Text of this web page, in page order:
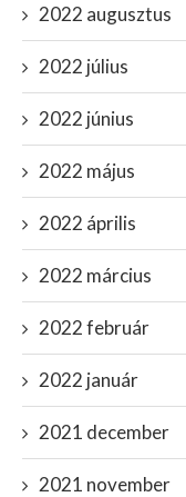
2022 augusztus
2022 július
2022 június
2022 május
2022 április
2022 március
2022 február
2022 január
2021 december
2021 november